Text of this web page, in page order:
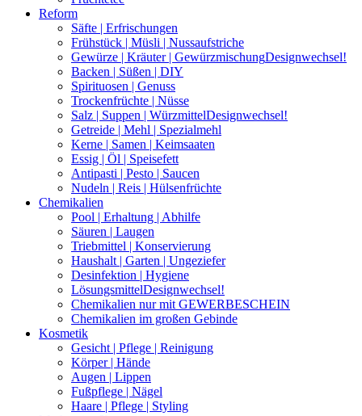
Reform
Säfte | Erfrischungen
Frühstück | Müsli | Nussaufstriche
Gewürze | Kräuter | GewürzmischungDesignwechsel!
Backen | Süßen | DIY
Spirituosen | Genuss
Trockenfrüchte | Nüsse
Salz | Suppen | WürzmittelDesignwechsel!
Getreide | Mehl | Spezialmehl
Kerne | Samen | Keimsaaten
Essig | Öl | Speisefett
Antipasti | Pesto | Saucen
Nudeln | Reis | Hülsenfrüchte
Chemikalien
Pool | Erhaltung | Abhilfe
Säuren | Laugen
Triebmittel | Konservierung
Haushalt | Garten | Ungeziefer
Desinfektion | Hygiene
LösungsmittelDesignwechsel!
Chemikalien nur mit GEWERBESCHEIN
Chemikalien im großen Gebinde
Kosmetik
Gesicht | Pflege | Reinigung
Körper | Hände
Augen | Lippen
Fußpflege | Nägel
Haare | Pflege | Styling